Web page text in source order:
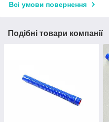
Всі умови повернення
Подібні товари компанії